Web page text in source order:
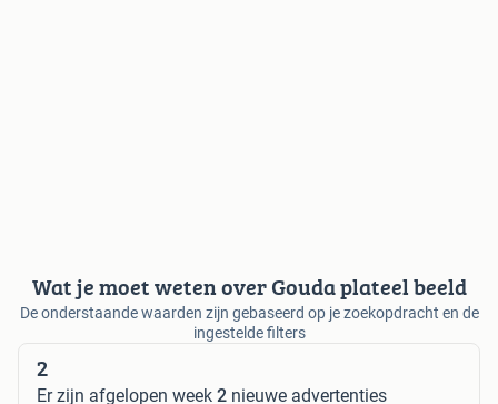
Wat je moet weten over Gouda plateel beeld
De onderstaande waarden zijn gebaseerd op je zoekopdracht en de
ingestelde filters
2
Er zijn afgelopen week 2 nieuwe advertenties